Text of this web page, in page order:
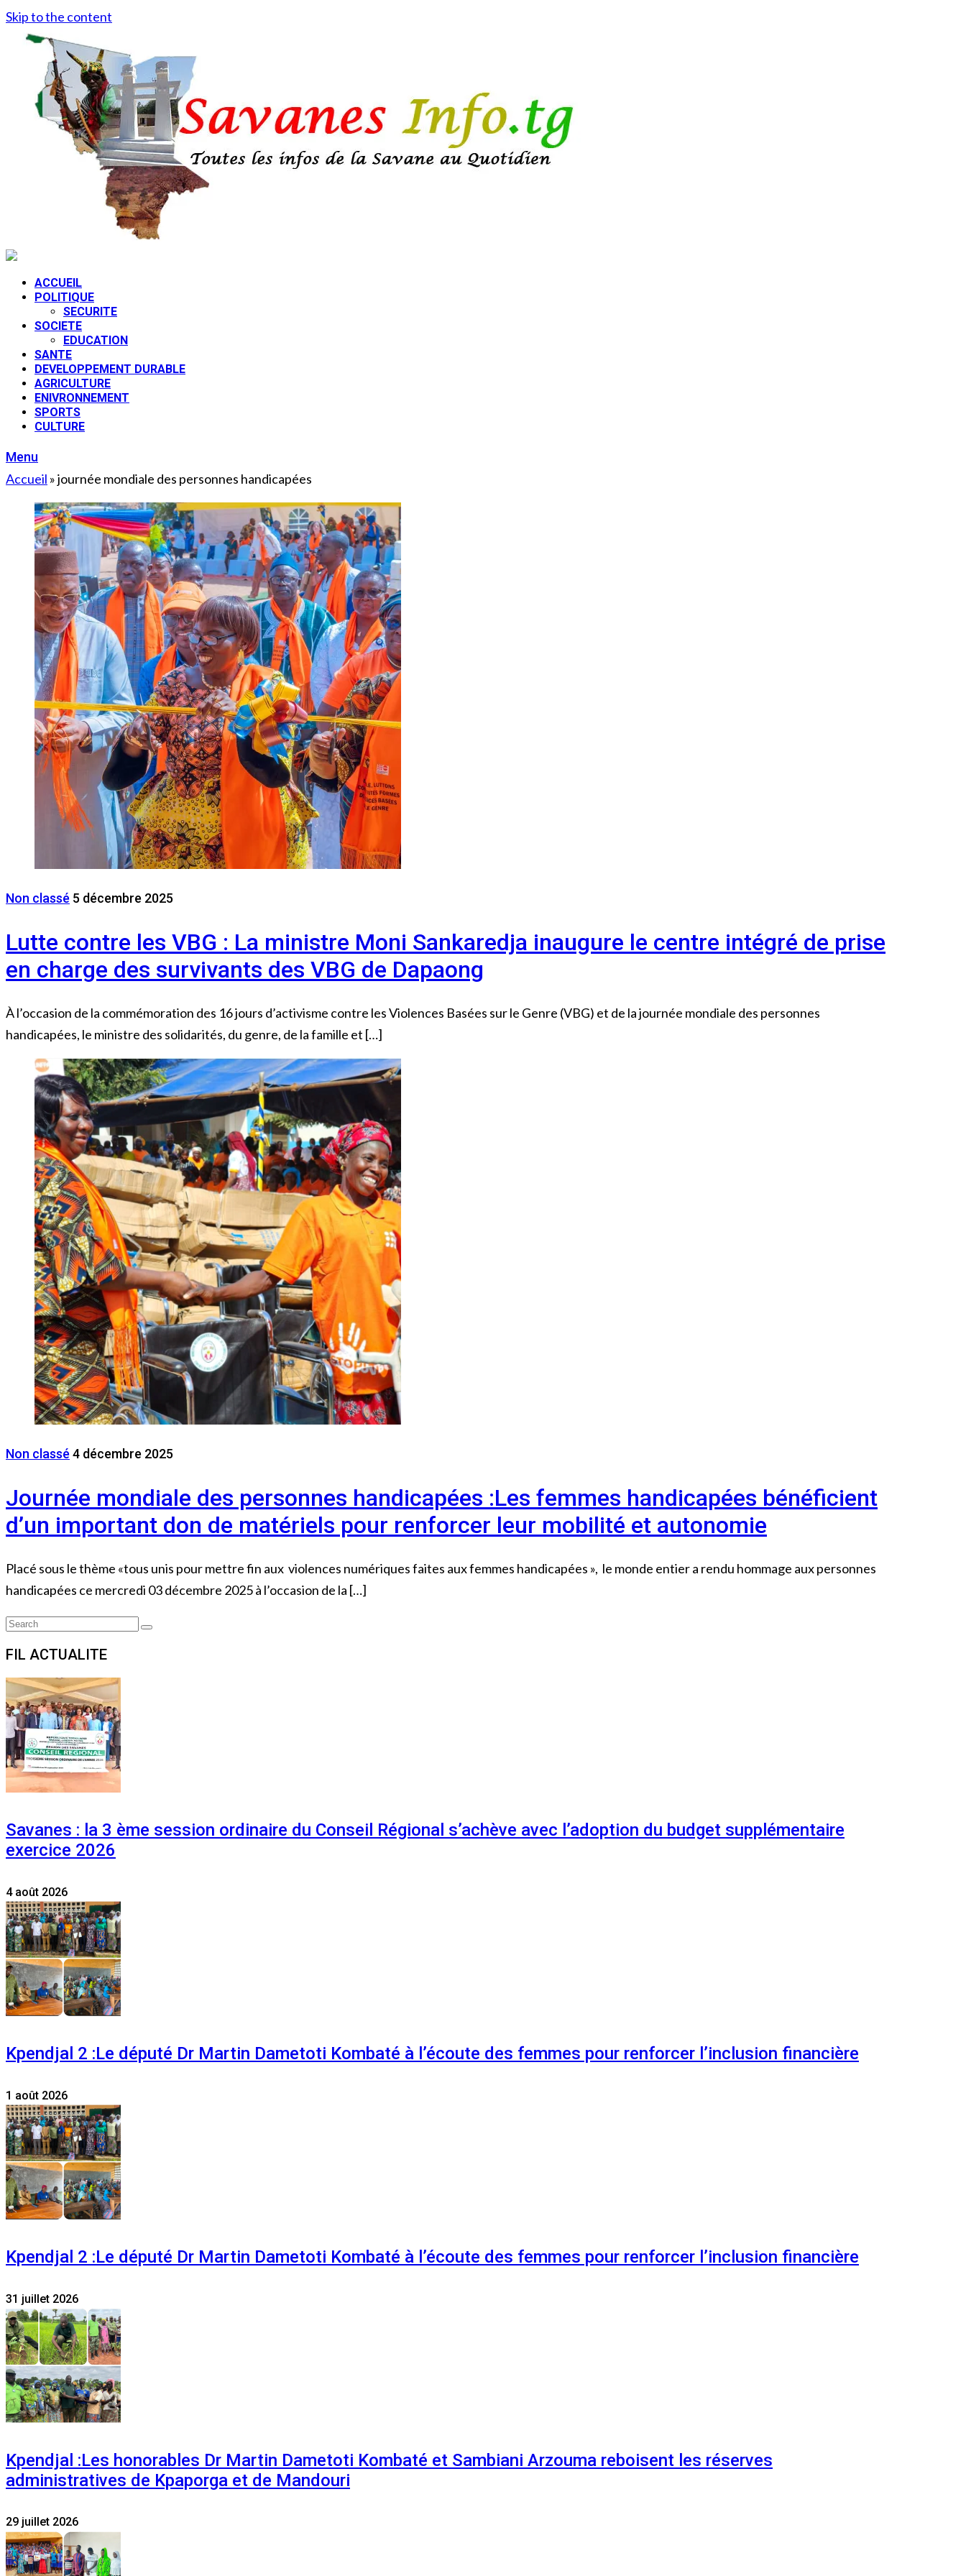
Skip to the content
ACCUEIL
POLITIQUE
SECURITE
SOCIETE
EDUCATION
SANTE
DEVELOPPEMENT DURABLE
AGRICULTURE
ENIVRONNEMENT
SPORTS
CULTURE
Menu
Accueil »journée mondiale des personnes handicapées
Non classé 5 décembre 2025
Lutte contre les VBG : La ministre Moni Sankaredja inaugure le centre intégré de prise
en charge des survivants des VBG de Dapaong
À l’occasion de la commémoration des 16 jours d’activisme contre les Violences Basées sur le Genre (VBG) et de la journée mondiale des personnes
handicapées, le ministre des solidarités, du genre, de la famille et […]
Non classé 4 décembre 2025
Journée mondiale des personnes handicapées :Les femmes handicapées bénéficient
d’un important don de matériels pour renforcer leur mobilité et autonomie
Placé sous le thème «tous unis pour mettre fin aux violences numériques faites aux femmes handicapées », le monde entier a rendu hommage aux personnes
handicapées ce mercredi 03 décembre 2025 à l’occasion de la […]
Search
Search
FIL ACTUALITE
Savanes : la 3 ème session ordinaire du Conseil Régional s’achève avec l’adoption du budget supplémentaire
exercice 2026
4 août 2026
Kpendjal 2 :Le député Dr Martin Dametoti Kombaté à l’écoute des femmes pour renforcer l’inclusion financière
1 août 2026
Kpendjal 2 :Le député Dr Martin Dametoti Kombaté à l’écoute des femmes pour renforcer l’inclusion financière
31 juillet 2026
Kpendjal :Les honorables Dr Martin Dametoti Kombaté et Sambiani Arzouma reboisent les réserves
administratives de Kpaporga et de Mandouri
29 juillet 2026